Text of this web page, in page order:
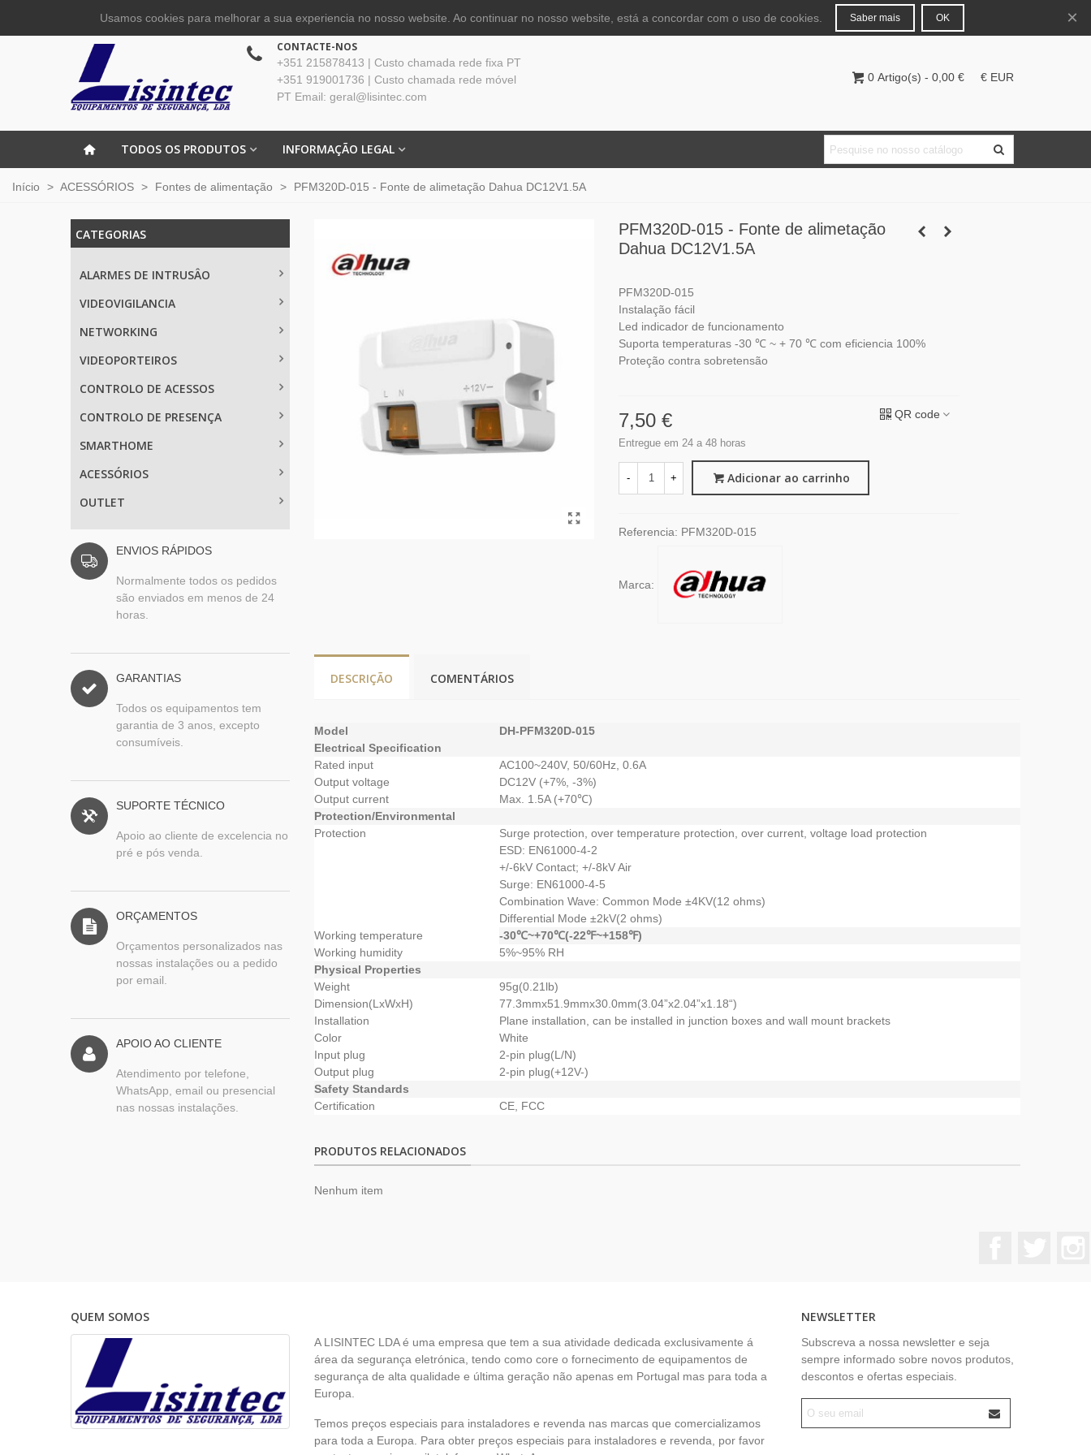
Português
CONTACTE-NOS
+351 215878413 | Custo chamada rede fixa PT
+351 919001736 | Custo chamada rede móvel
PT Email: geral@lisintec.com
0 Artigo(s) - 0,00 € € EUR
TODOS OS PRODUTOS INFORMAÇÃO LEGAL
Início > ACESSÓRIOS > Fontes de alimentação > PFM320D-015 - Fonte de alimetação Dahua DC12V1.5A
CATEGORIAS
ALARMES DE INTRUSÂO
VIDEOVIGILANCIA
NETWORKING
VIDEOPORTEIROS
CONTROLO DE ACESSOS
CONTROLO DE PRESENÇA
SMARTHOME
ACESSÓRIOS
OUTLET
ENVIOS RÁPIDOS
Normalmente todos os pedidos
são enviados em menos de 24
horas.
GARANTIAS
Todos os equipamentos tem
garantia de 3 anos, excepto
consumíveis.
SUPORTE TÉCNICO
Apoio ao cliente de excelencia no
pré e pós venda.
ORÇAMENTOS
Orçamentos personalizados nas
nossas instalações ou a pedido
por email.
APOIO AO CLIENTE
Atendimento por telefone,
WhatsApp, email ou presencial
nas nossas instalações.
PFM320D-015 - Fonte de alimetação
Dahua DC12V1.5A
PFM320D-015
Instalação fácil
Led indicador de funcionamento
Suporta temperaturas -30 ℃ ~ + 70 ℃ com eficiencia 100%
Proteção contra sobretensão
7,50 €
Entregue em 24 a 48 horas
QR code
- + Adicionar ao carrinho
Referencia: PFM320D-015
Marca:
DESCRIÇÃO COMENTÁRIOS
Model
DH-PFM320D-015
Electrical Specification
Rated input
AC100~240V, 50/60Hz, 0.6A
Output voltage
DC12V (+7%, -3%)
Output current
Max. 1.5A (+70℃)
Protection/Environmental
Protection
Surge protection, over temperature protection, over current, voltage load protection
ESD: EN61000-4-2
+/-6kV Contact; +/-8kV Air
Surge: EN61000-4-5
Combination Wave: Common Mode ±4KV(12 ohms)
Differential Mode ±2kV(2 ohms)
Working temperature
-30℃~+70℃(-22℉~+158℉)
Working humidity
5%~95% RH
Physical Properties
Weight
95g(0.21lb)
Dimension(LxWxH)
77.3mmx51.9mmx30.0mm(3.04”x2.04”x1.18“)
Installation
Plane installation, can be installed in junction boxes and wall mount brackets
Color
White
Input plug
2-pin plug(L/N)
Output plug
2-pin plug(+12V-)
Safety Standards
Certification
CE, FCC
PRODUTOS RELACIONADOS
Nenhum item
QUEM SOMOS
A LISINTEC LDA é uma empresa que tem a sua atividade dedicada exclusivamente á
área da segurança eletrónica, tendo como core o fornecimento de equipamentos de
segurança de alta qualidade e última geração não apenas em Portugal mas para toda a
Europa.
Temos preços especiais para instaladores e revenda nas marcas que comercializamos
para toda a Europa. Para obter preços especiais para instaladores e revenda, por favor
NEWSLETTER
Subscreva a nossa newsletter e seja
sempre informado sobre novos produtos,
descontos e ofertas especiais.
Usamos cookies para melhorar a sua experiencia no nosso website. Ao continuar no nosso website, está a concordar com o uso de cookies. Saber mais OK ×